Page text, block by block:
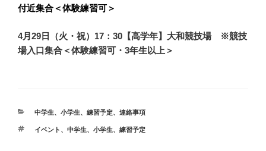
付近集合＜体験練習可＞
4月29日（火・祝） 17：30【高学年】大和競技場 ※競技
場入口集合＜体験練習可・3年生以上＞
カ
ゴ
中学生、 小学生、 練習予定、 連絡事項
タ
イベント 、 中学生、 小学生、 練習予定